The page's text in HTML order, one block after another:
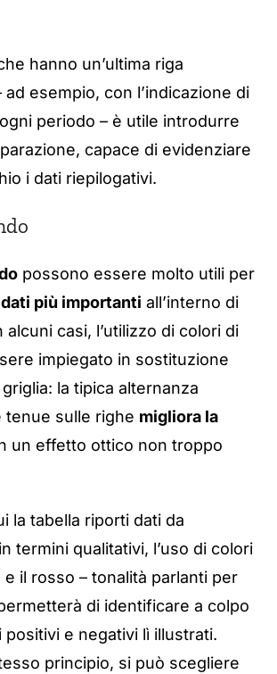
hanno un’ultima riga
ad esempio, con l’indicazione di
periodo – è utile introdurre
capace di evidenziare
i dati riepilogativi.
possono essere molto utili per
più importanti all’interno di
alcuni casi, l’utilizzo di colori di
impiegato in sostituzione
la tipica alternanza
tenue sulle righe migliora la
un effetto ottico non troppo
la tabella riporti dati da
termini qualitativi, l’uso di colori
il rosso – tonalità parlanti per
di identificare a colpo
positivi e negativi lì illustrati.
principio, si può scegliere